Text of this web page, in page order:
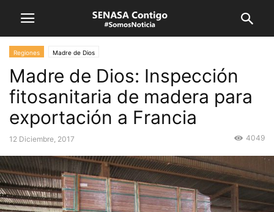
Regiones Madre de Dios
Madre de Dios: Inspección
fitosanitaria de madera para
exportación a Francia
12 Diciembre, 2017 4049